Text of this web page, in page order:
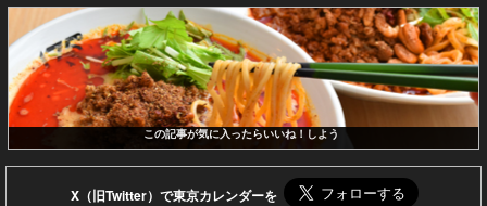
この記事が気に入ったらいいね！しよう
X（旧Twitter）で東京カレンダーを